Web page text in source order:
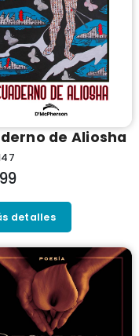
de Aliosha
detalles